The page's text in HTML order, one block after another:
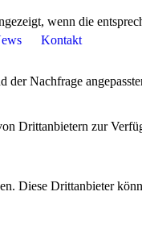
Kontakt
wenn die
Nachfrage
Drittanbietern zur
Diese Drittanbieter